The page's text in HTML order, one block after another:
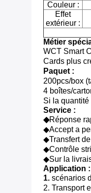
Couleur :
Effet
extérieur :
Métier
WCT Smart
Cards plus
Paquet :
200pcs/box
4 boîtes/
Si la
Service :
◆Réponse
◆Accept a
◆Transfert
◆Contrôle
◆Sur la
Application :
1. scénarios
2. Transport